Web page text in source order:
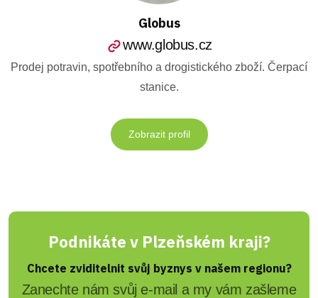
Globus
www.globus.cz
Prodej potravin, spotřebního a drogistického zboží. Čerpací
stanice.
Zobrazit profil
Podnikáte v Plzeňském kraji?
Chcete zviditelnit svůj byznys v našem regionu?
Zanechte nám svůj e-mail a my vám zašleme